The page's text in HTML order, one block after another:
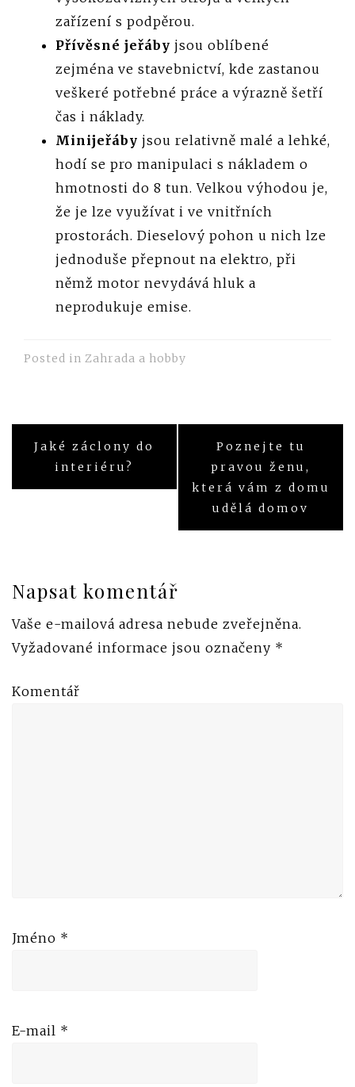
zařízení s podpěrou.
Přívěsné jeřáby jsou oblíbené
zejména ve stavebnictví, kde zastanou
veškeré potřebné práce a výrazně šetří
čas i náklady.
Minijeřáby jsou relativně malé a lehké,
hodí se pro manipulaci s nákladem o
hmotnosti do 8 tun. Velkou výhodou je,
že je lze využívat i ve vnitřních
prostorách. Dieselový pohon u nich lze
jednoduše přepnout na elektro, při
němž motor nevydává hluk a
neprodukuje emise.
Posted in Zahrada a hobby
Navigace
pro
Jaké záclony do
interiéru?
Poznejte tu
pravou ženu,
která vám z domu
udělá domov
Napsat komentář
Vaše e-mailová adresa nebude zveřejněna.
Vyžadované informace jsou označeny *
Komentář
Jméno *
E-mail *